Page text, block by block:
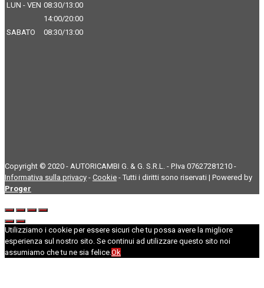
LUN - VEN 08:30/13:00
14:00/20:00
SABATO
08:30/13:00
Copyright © 2020 - AUTORICAMBI G. & G. S.R.L. - P.Iva 07627281210 -
Informativa sulla privacy - Cookie - Tutti i diritti sono riservati | Powered by
Proger
Utilizziamo i cookie per essere sicuri che tu possa avere la migliore
esperienza sul nostro sito. Se continui ad utilizzare questo sito noi
assumiamo che tu ne sia felice.Ok